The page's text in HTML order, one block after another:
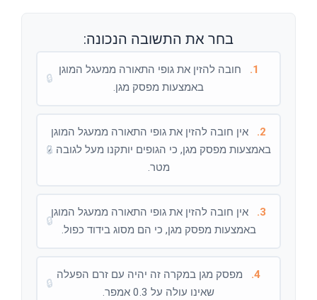
בחר את התשובה הנכונה:
1.
חובה להזין את גופי התאורה ממעגל המוגן
באמצעות מפסק מגן.
🔒
2.
אין חובה להזין את גופי התאורה ממעגל המוגן
באמצעות מפסק מגן, כי הגופים יותקנו מעל לגובה 2
מטר.
🔒
3.
אין חובה להזין את גופי התאורה ממעגל המוגן
באמצעות מפסק מגן, כי הם מסוג בידוד כפול.
🔒
4.
מפסק מגן במקרה זה יהיה עם זרם הפעלה
שאינו עולה על 0.3 אמפר.
🔒